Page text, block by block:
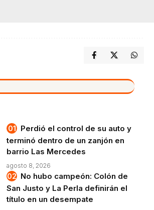
Perdió el control de su auto y
terminó dentro de un zanjón en
barrio Las Mercedes
agosto 8, 2026
No hubo campeón: Colón de
San Justo y La Perla definirán el
título en un desempate